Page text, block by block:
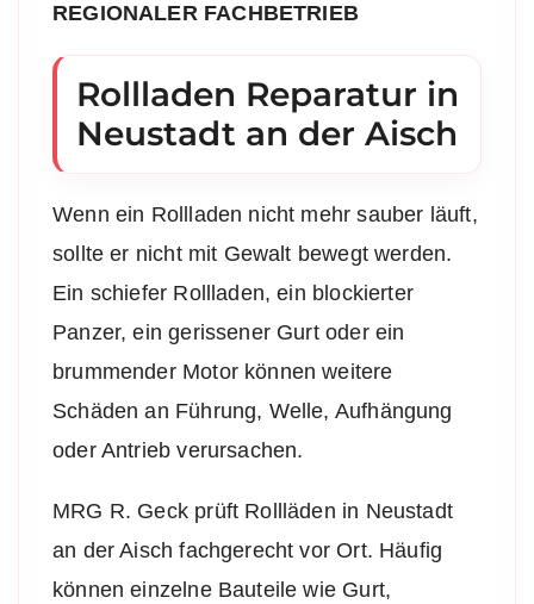
REGIONALER FACHBETRIEB
Rollladen Reparatur in
Neustadt an der Aisch
Wenn ein Rollladen nicht mehr sauber läuft,
sollte er nicht mit Gewalt bewegt werden.
Ein schiefer Rollladen, ein blockierter
Panzer, ein gerissener Gurt oder ein
brummender Motor können weitere
Schäden an Führung, Welle, Aufhängung
oder Antrieb verursachen.
MRG R. Geck prüft Rollläden in Neustadt
an der Aisch fachgerecht vor Ort. Häufig
können einzelne Bauteile wie Gurt,